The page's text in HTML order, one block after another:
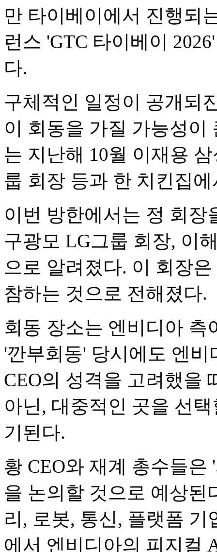
만 타이베이에서 진행되
런스 'GTC 타이베이
다.
구체적인 일정이 공개되
이 회동을 가질 가능성이
는 지난해 10월 이재용
룹 회장 등과 한 치킨집
이번 방한에서는 정 회장
구광모 LG그룹 회장, 이
으로 알려졌다. 이 회장
참하는 것으로 전해졌다.
회동 장소는 엔비디아 측
'깐부회동' 당시에도 엔
CEO의 성격을 고려했을
아닌, 대중적인 곳을 선
기된다.
황 CEO와 재계 총수들
을 논의할 것으로 예상된
리, 로봇, 통신, 플랫폼
에서 엔비디아의 피지컬